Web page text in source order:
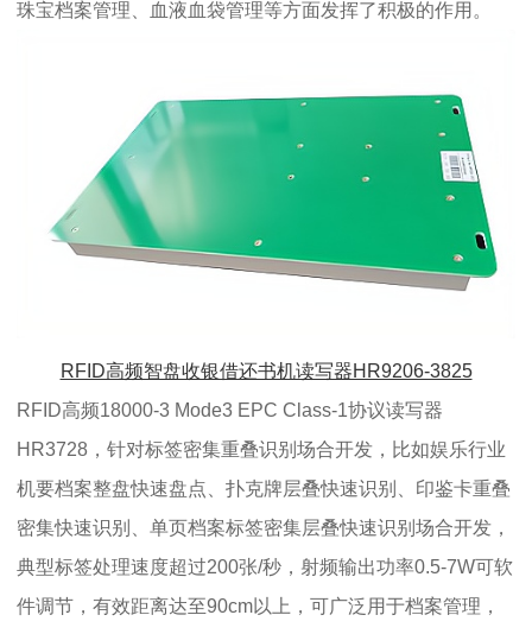
珠宝档案管理、血液血袋管理等方面发挥了积极的作用。
RFID高频智盘收银借还书机读写器HR9206-3825
RFID高频18000-3 Mode3 EPC Class-1协议读写器
HR3728，针对标签密集重叠识别场合开发，比如娱乐行业
机要档案整盘快速盘点、扑克牌层叠快速识别、印鉴卡重叠
密集快速识别、单页档案标签密集层叠快速识别场合开发，
典型标签处理速度超过200张/秒，射频输出功率0.5-7W可软
件调节，有效距离达至90cm以上，可广泛用于档案管理，